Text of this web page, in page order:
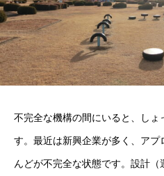
不完全な機構の間にいると、しょ
す。最近は新興企業が多く、アプ
んどが不完全な状態です。設計